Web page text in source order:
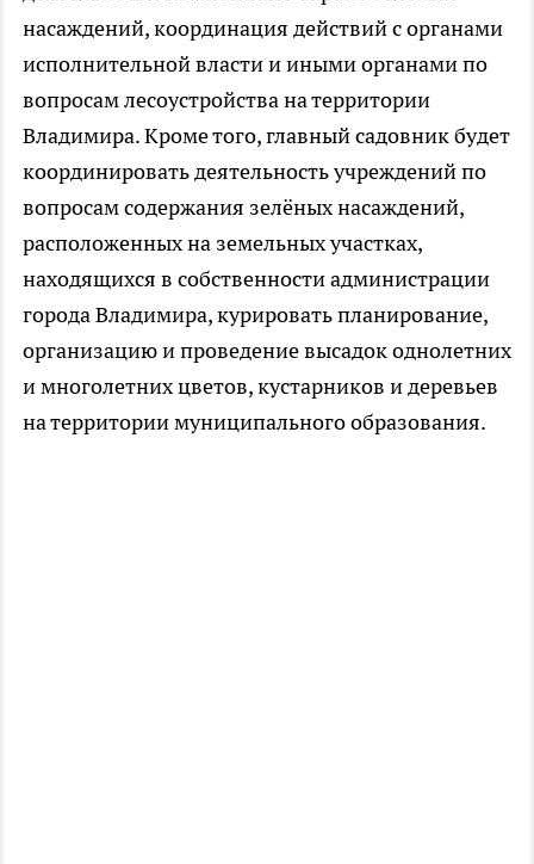
насаждений, координация действий с органами
исполнительной власти и иными органами по
вопросам лесоустройства на территории
Владимира. Кроме того, главный садовник будет
координировать деятельность учреждений по
вопросам содержания зелёных насаждений,
расположенных на земельных участках,
находящихся в собственности администрации
города Владимира, курировать планирование,
организацию и проведение высадок однолетних
и многолетних цветов, кустарников и деревьев
на территории муниципального образования.